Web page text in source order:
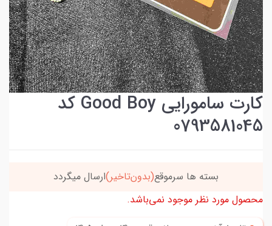
کارت سامورایی Good Boy کد
0793581045
بسته ها سرموقع(بدون‌تاخیر)ارسال میگردد
محصول مورد نظر موجود نمی‌باشد.